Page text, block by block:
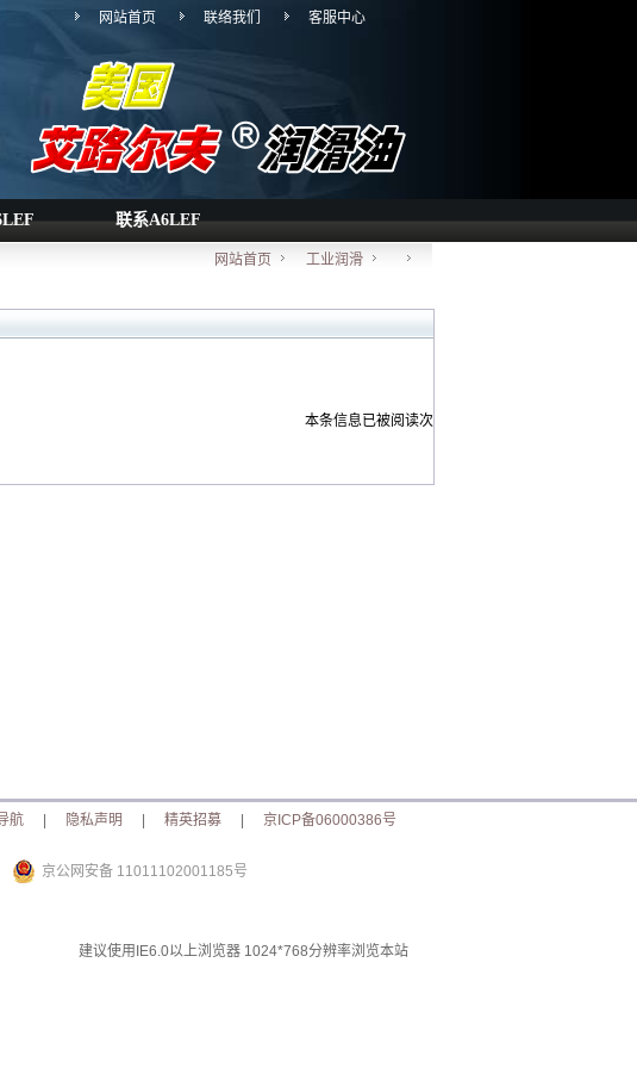
网站首页 联络我们 客服中心
联系A6LEF
工业润滑
网站首页
本条信息已被阅读次
航 隐私声明 精英招募 京ICP备06000386号
京公网安备 11011102001185号
建议使用IE6.0以上浏览器 1024*768分辨率浏览本站